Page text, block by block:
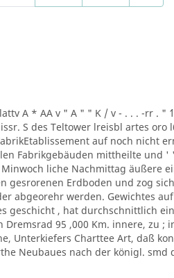
A * AA v " A " " K / v - . . . -rr . "
issr. S des Teltower lreisbl artes
auf noch nicht
Fabrikgebäuden mittheilte und
liche Nachmittag äußere
gesrorenen Erdboden und zog
abgeorehr werden. Gewichtes
geschicht , hat durchschnittlich
Dremsrad 95 ,000 Km. innere, zu ;
Unterkiefers Charttee Art, daß
Neubaues nach der königl.